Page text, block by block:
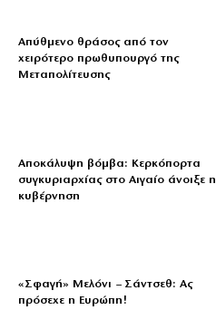
Απύθμενο θράσος από τον
χειρότερο πρωθυπουργό της
Μεταπολίτευσης
Αποκάλυψη βόμβα: Κερκόπορτα
συγκυριαρχίας στο Αιγαίο άνοιξε η
κυβέρνηση
«Σφαγή» Μελόνι – Σάντσεθ: Ας
πρόσεχε η Ευρώπη!